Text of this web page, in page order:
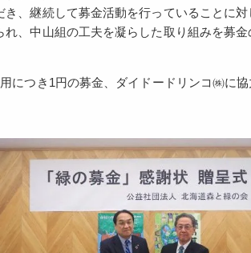
、継続して募金活動を行っていることに対
、中山組の工夫を凝らした取り組みを募
につき1円の募金、ダイドードリンコ㈱に